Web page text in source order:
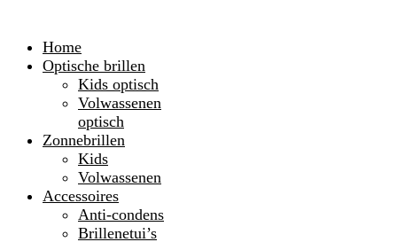
Home
Optische brillen
Kids optisch
Volwassenen
optisch
Zonnebrillen
Kids
Volwassenen
Accessoires
Anti-condens
Brillenetui’s